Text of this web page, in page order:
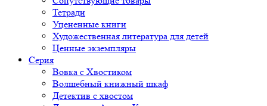
Тетради
Уцененные книги
Художественная литература для детей
Ценные экземпляры
Серия
Вовка с Хвостиком
Волшебный книжный шкаф
Детектив с хвостом